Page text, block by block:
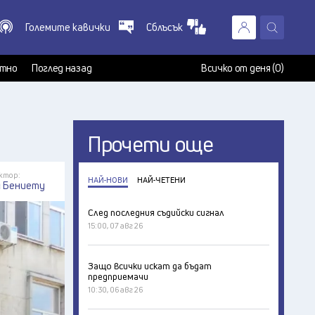
X
Големите кавички Сблъсък
Поглед назад Всичко от деня (0)
Бениету
Прочети още
НАЙ-НОВИ НАЙ-ЧЕТЕНИ
След последния съдийски сигнал
15:00, 07 авг 26
Защо всички искат да бъдат
предприемачи
10:30, 06 авг 26